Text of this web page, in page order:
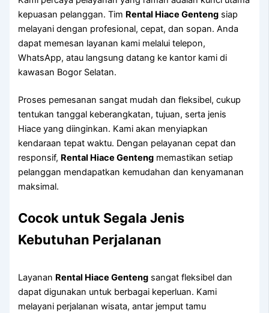
kepuasan pelanggan. Tim Rental Hiace Genteng siap
melayani dengan profesional, cepat, dan sopan. Anda
dapat memesan layanan kami melalui telepon,
WhatsApp, atau langsung datang ke kantor kami di
kawasan Bogor Selatan.
Proses pemesanan sangat mudah dan fleksibel, cukup
tentukan tanggal keberangkatan, tujuan, serta jenis
Hiace yang diinginkan. Kami akan menyiapkan
kendaraan tepat waktu. Dengan pelayanan cepat dan
responsif, Rental Hiace Genteng memastikan setiap
pelanggan mendapatkan kemudahan dan kenyamanan
maksimal.
Cocok untuk Segala Jenis
Kebutuhan Perjalanan
Layanan Rental Hiace Genteng sangat fleksibel dan
dapat digunakan untuk berbagai keperluan. Kami
melayani perjalanan wisata, antar jemput tamu